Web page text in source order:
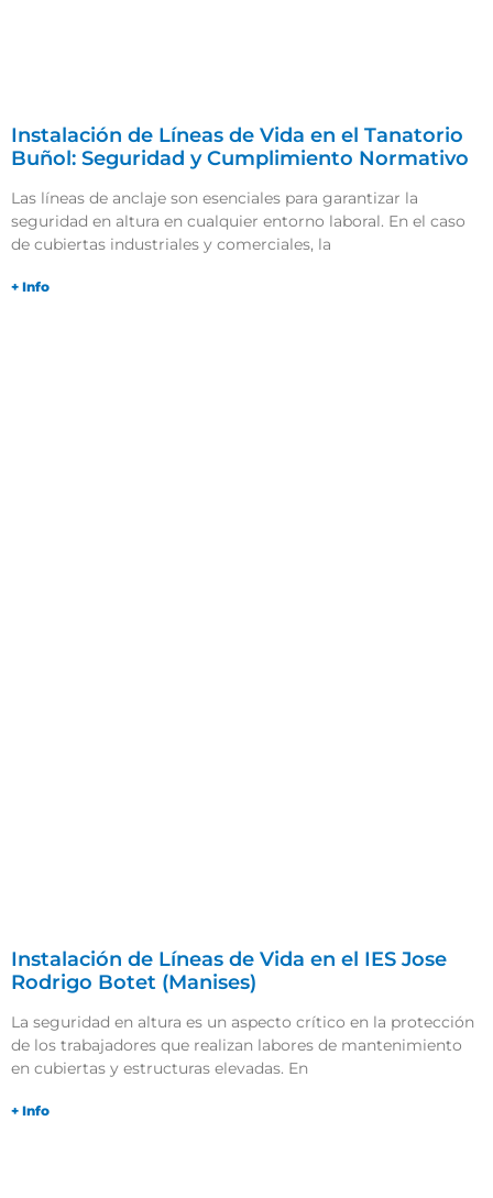
Instalación de Líneas de Vida en el Tanatorio
Buñol: Seguridad y Cumplimiento Normativo
Las líneas de anclaje son esenciales para garantizar la
seguridad en altura en cualquier entorno laboral. En el caso
de cubiertas industriales y comerciales, la
+ Info
Instalación de Líneas de Vida en el IES Jose
Rodrigo Botet (Manises)
La seguridad en altura es un aspecto crítico en la protección
de los trabajadores que realizan labores de mantenimiento
en cubiertas y estructuras elevadas. En
+ Info